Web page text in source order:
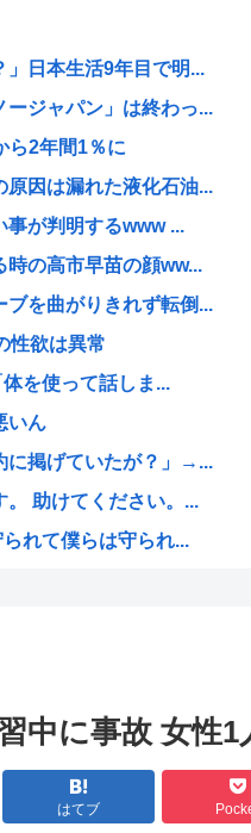
」日本生活9年目で明...
ジャパン」は終わっ...
ら2年間1％に
原因は漏れた液化石油...
事が判明するwww ...
時の高市早苗の顔ww...
を曲がりきれず転倒...
性欲は異常
を使って話しま...
いん
に掲げていたが？」→...
。 助けてください。...
れて僕らは守られ...
り切れ...
使える
大気に及ぼす影響を...
中に事故 女性1
はてブ